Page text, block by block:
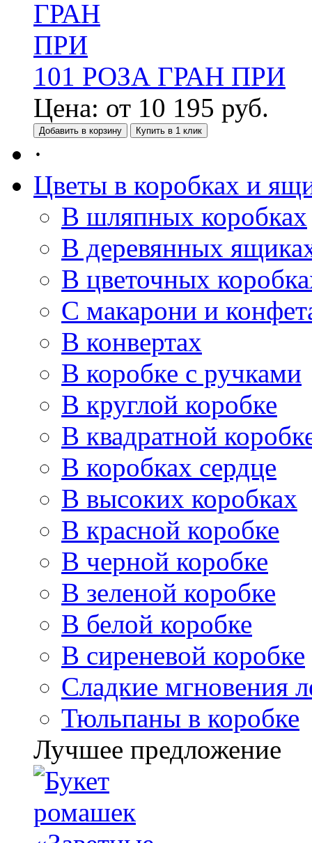
101 РОЗА ГРАН ПРИ
Цена: от 10 195 руб.
Добавить в корзину Купить в 1 клик
·
Цветы в коробках и
В шляпных коробках
В деревянных
В цветочных
С макарони и
В конвертах
В коробке с ручками
В круглой коробке
В квадратной
В коробках сердце
В высоких коробках
В красной коробке
В черной коробке
В зеленой коробке
В белой коробке
В сиреневой коробке
Сладкие мгновения
Тюльпаны в коробке
Лучшее предложение